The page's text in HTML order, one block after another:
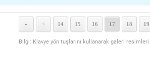
« < 14 15 16 17 18 19
Bilgi: Klavye yön tuşlarını kullanarak galeri